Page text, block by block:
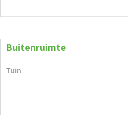
Buitenruimte
Tuin